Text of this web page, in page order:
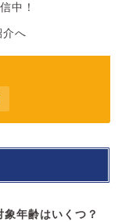
中！
介へ
年齢はいくつ？